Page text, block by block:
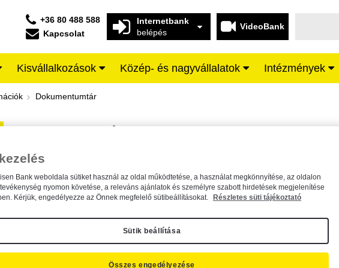
+36 80 488 588
Kapcsolat
Internetbank
belépés
VideoBank
Kisvállalkozások Közép- és nagyvállalatok Intézmények
BANK
Dokumentumtár
A dokumentum kereséséhez kérjük, írja be a keresőszót a mezőbe.
Bank weboldala sütiket használ az oldal működtetése, a használat megkönnyítése, az oldalon
nyomon követése, a releváns ajánlatok és személyre szabott hirdetések megjelenítése
Kérjük, engedélyezze az Önnek megfelelő sütibeállításokat.
Részletes süti tájékoztató
Sütik beállítása
Összes engedélyezése